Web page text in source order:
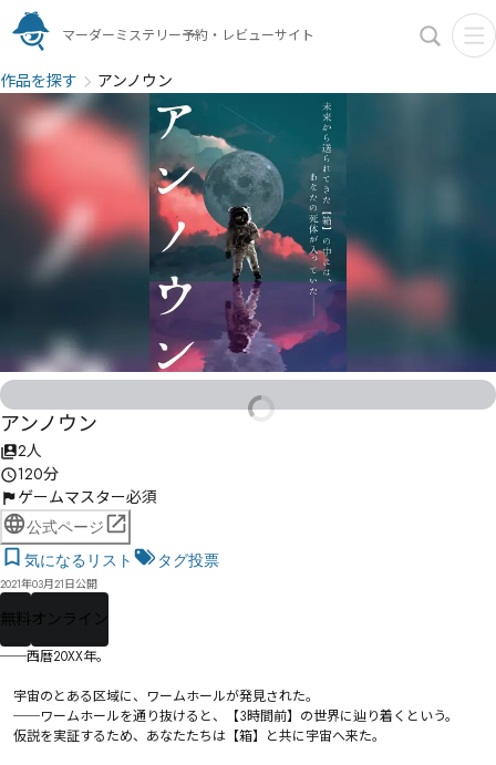
マーダーミステリー予約・レビューサイト
作品を探す アンノウン
アンノウン
2人
120分
ゲームマスター必須
公式ページ
気になるリスト
タグ投票
2021年03月21日公開
無料 オンライン
──西暦20XX年。
宇宙のとある区域に、ワームホールが発見された。
──ワームホールを通り抜けると、【3時間前】の世界に辿り着くという。
仮説を実証するため、あなたたちは【箱】と共に宇宙へ来た。